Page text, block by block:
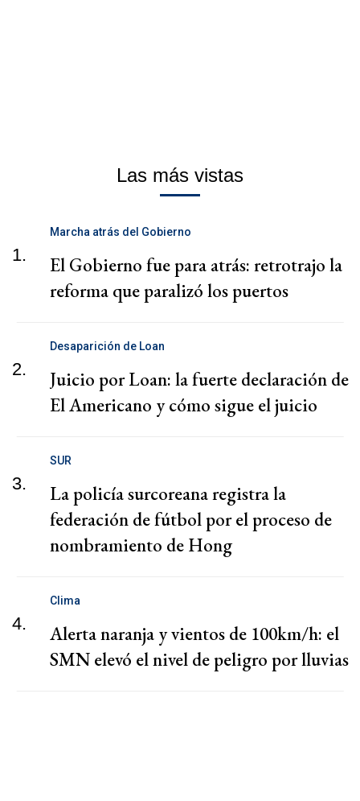
Las más vistas
1.
Marcha atrás del Gobierno
El Gobierno fue para atrás: retrotrajo la
reforma que paralizó los puertos
2.
Desaparición de Loan
Juicio por Loan: la fuerte declaración de
El Americano y cómo sigue el juicio
3.
SUR
La policía surcoreana registra la
federación de fútbol por el proceso de
nombramiento de Hong
4.
Clima
Alerta naranja y vientos de 100km/h: el
SMN elevó el nivel de peligro por lluvias